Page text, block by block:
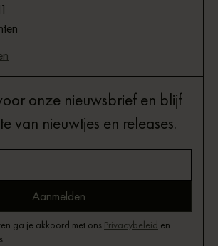
onze nieuwsbrief en blijf
van nieuwtjes en releases.
ga je akkoord met ons Privacybeleid en